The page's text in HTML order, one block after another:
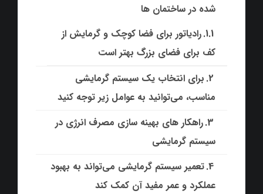
شده در ساختمان ها
رادیاتور برای فضا کوچک و گرمایش از
کف برای فضای بزرگ بهتر است
برای انتخاب یک سیستم گرمایشی
مناسب، می‌توانید به عوامل زیر توجه کنید
راهکار های بهینه سازی مصرف انرژی در
سیستم گرمایشی
تعمیر سیستم گرمایشی می‌تواند به بهبود
عملکرد و عمر مفید آن کمک کند